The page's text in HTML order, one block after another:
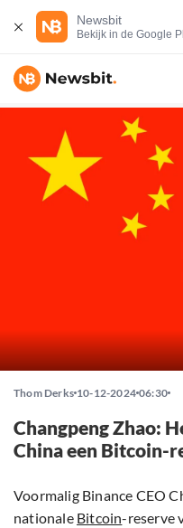
Newsbit
Bekijk in de Google
Thom Derks 10-12-2024 06:30
Changpeng Zhao:
China een Bitcoin-
Voormalig Binance CEO
nationale Bitcoin-reserve